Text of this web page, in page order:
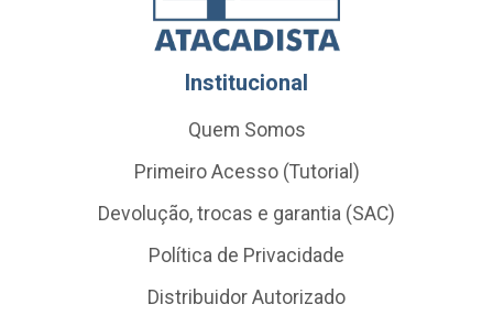
Institucional
Quem Somos
Primeiro Acesso (Tutorial)
Devolução, trocas e garantia (SAC)
Política de Privacidade
Distribuidor Autorizado